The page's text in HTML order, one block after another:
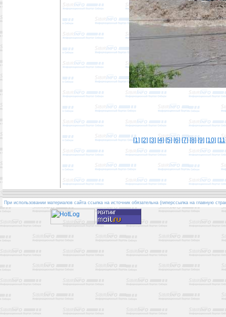
[1] [2] [3] [4] [5] [6] [7] [8] [9] [10]
При использовании материалов сайта ссылка на источник обязательна (гиперссылка на главную